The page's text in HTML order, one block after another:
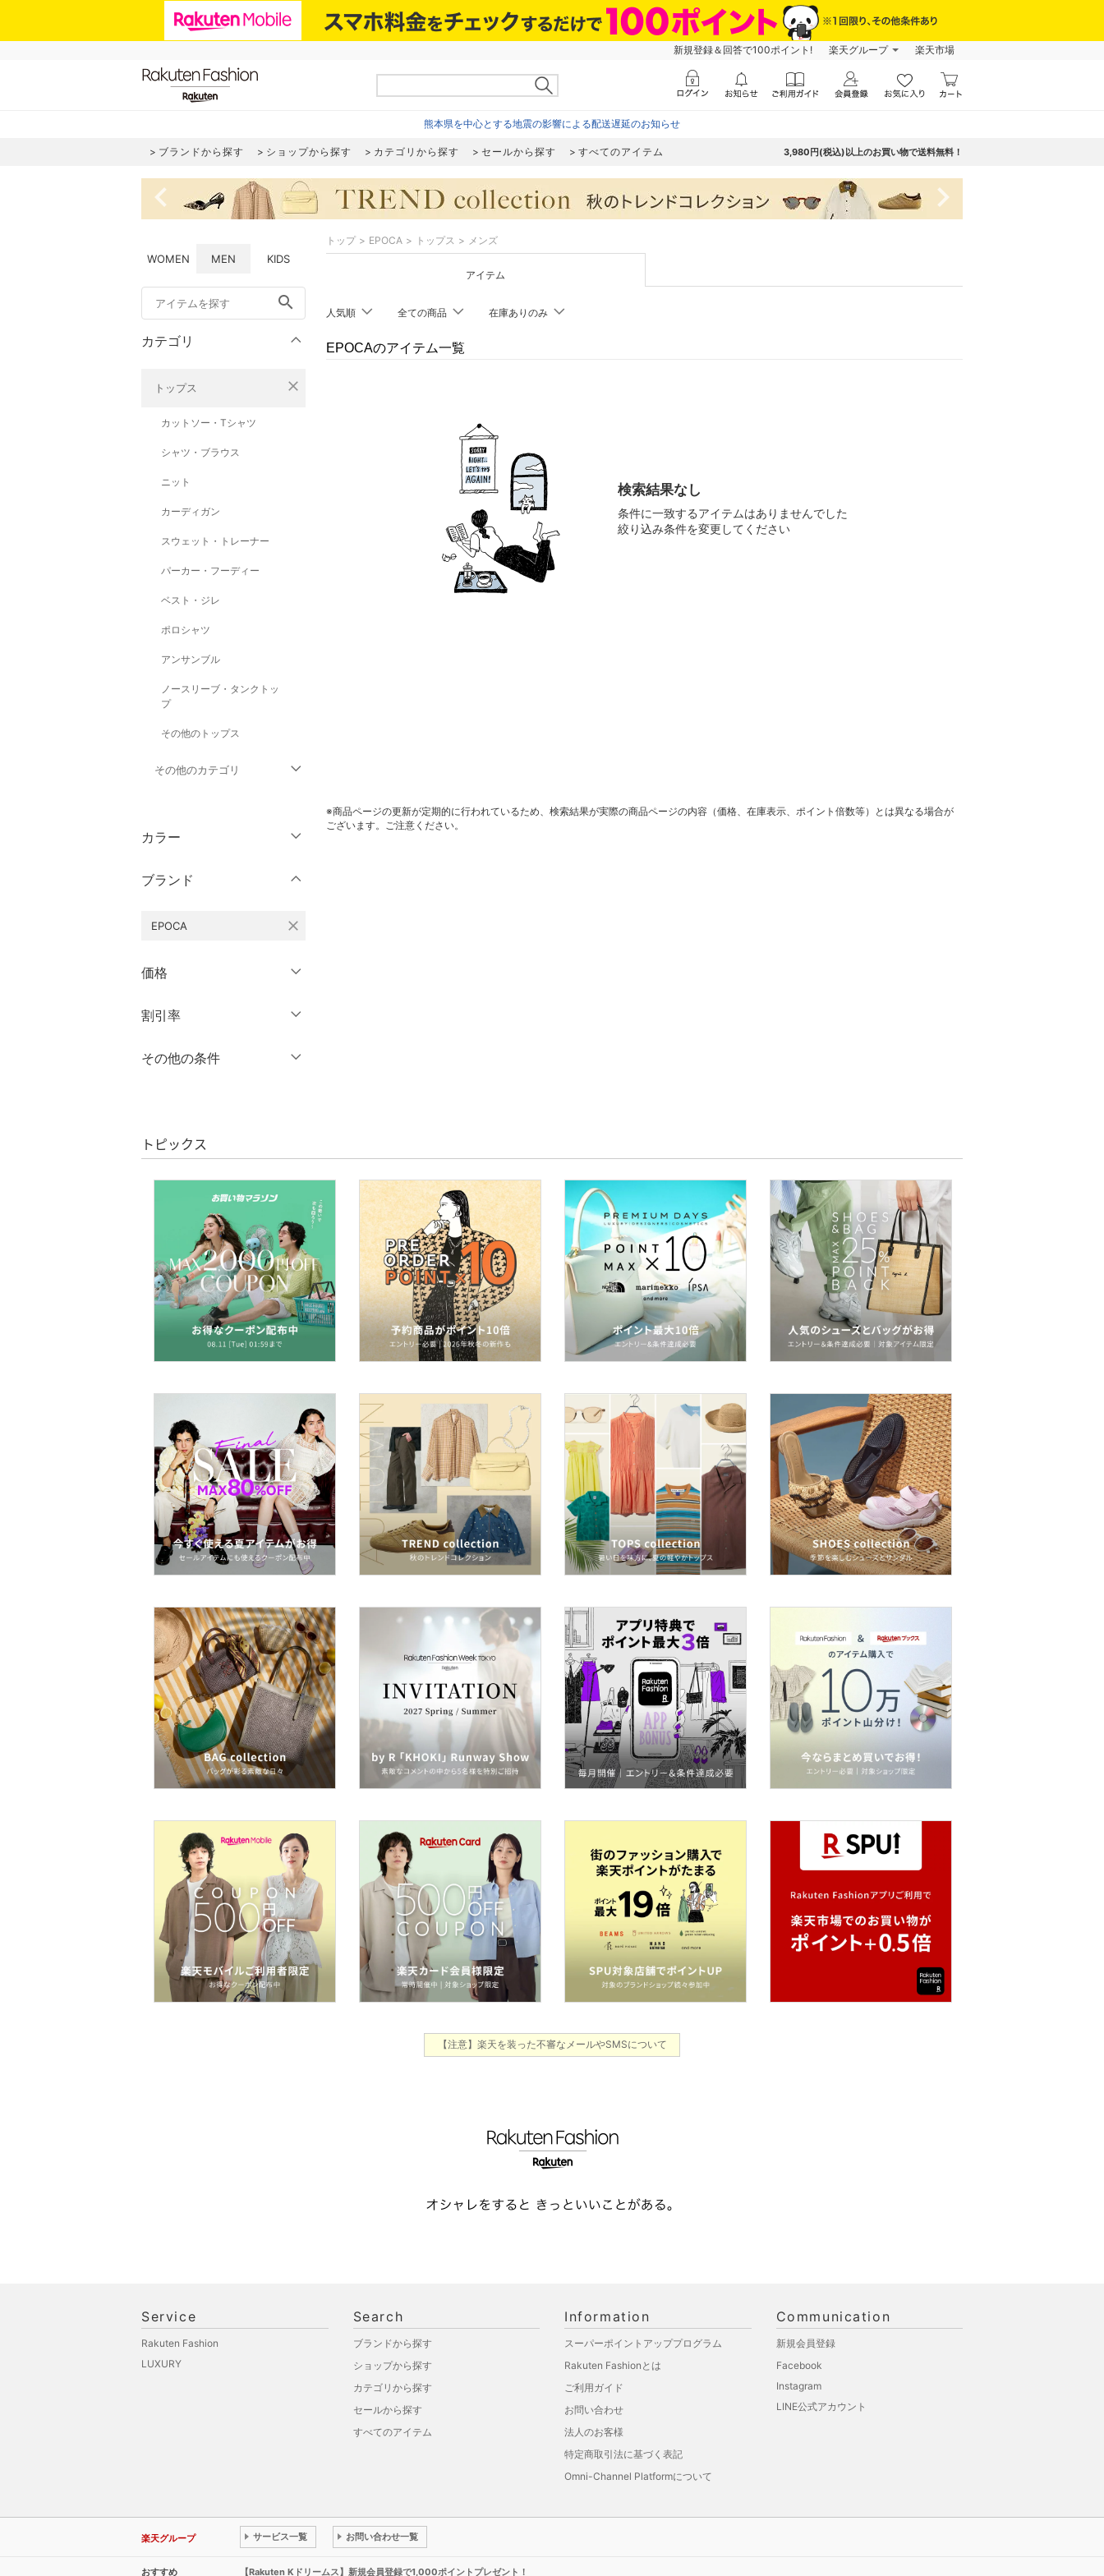
新規登録＆回答で100ポイント! 楽天グループ 楽天市場
熊本県を中心とする地震の影響による配送遅延のお知らせ
ブランドから探す ショップから探す カテゴリから探す セールから探す すべてのアイテム 3,980円(税込)以上のお買い物で送料無料！
navigate_before navigate_next
WOMEN MEN KIDS
search
カテゴリ
トップス close
カットソー・Tシャツ
シャツ・ブラウス
ニット
カーディガン
スウェット・トレーナー
パーカー・フーディー
ベスト・ジレ
ポロシャツ
アンサンブル
ノースリーブ・タンクトッ
プ
その他のトップス
その他のカテゴリ
オールインワン・オーバ
シューズ・靴
インナー・ルームウェア
靴下・レッグウェア
ヘアアクセサリー
スーツ・フォーマル
水着・スイムグッズ
着物・浴衣・和装小物
ベースメイク
メイクアップ
ネイル
ボディケア・オーラルケ
ア
ヘアケア
フレグランス
メイク道具・美容器具
コフレ・キット・セット
食器・調理器具・キッチ
ン用品
インテリア・生活雑貨
スマホグッズ・オーディ
オ機器
スポーツ・アウトドア用
品
文房具
カラー
クリア
ブランド
EPOCA close
価格
絞り込み
割引率
％OFF～ ％OFF
その他の条件
クリア 絞り込み
トップ EPOCA トップス メンズ
アイテム
人気順 全ての商品 在庫ありのみ
EPOCAのアイテム一覧
検索結果なし
条件に一致するアイテムはありませんでした
絞り込み条件を変更してください
※商品ページの更新が定期的に行われているため、検索結果が実際の商品ページの内容（価格、在庫表示、ポイント倍数等）とは異なる場合が
ございます。ご注意ください。
トピックス
【注意】楽天を装った不審なメールやSMSについて
Service
Rakuten Fashion
LUXURY
Search
ブランドから探す
ショップから探す
カテゴリから探す
セールから探す
すべてのアイテム
Information
スーパーポイントアッププログラム
Rakuten Fashionとは
ご利用ガイド
お問い合わせ
法人のお客様
特定商取引法に基づく表記
Omni-Channel Platformについて
Communication
新規会員登録
Facebook
Instagram
LINE公式アカウント
楽天グループ サービス一覧 お問い合わせ一覧
おすすめ 【Rakuten Kドリームス】新規会員登録で1,000ポイントプレゼント！